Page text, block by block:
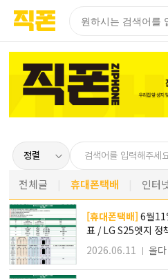
전체글 휴대폰택배 인터
[휴대폰택배] 6월11일 [올다] 휴대폰성지 1차 시세
표 / LG S25엣지 정
리 상품 지급 / 전국
2026.06.11 올다
페이지
페이지
페이지
페이지